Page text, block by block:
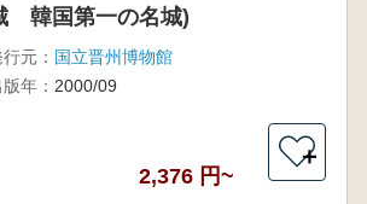
韓国第一の名城)
元： 国立晋州博物館
年： 2000/09
2,376 円~
＋